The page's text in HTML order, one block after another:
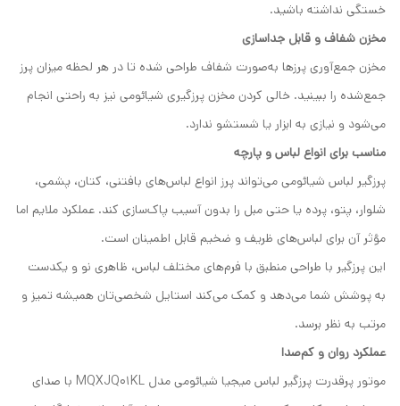
خستگی نداشته باشید.
مخزن شفاف و قابل جداسازی
مخزن جمع‌آوری پرزها به‌صورت شفاف طراحی شده تا در هر لحظه میزان پرز
جمع‌شده را ببینید. خالی کردن مخزن پرزگیری شیائومی نیز به راحتی انجام
می‌شود و نیازی به ابزار یا شستشو ندارد.
مناسب برای انواع لباس و پارچه
پرزگیر لباس شیائومی می‌تواند پرز انواع لباس‌های بافتنی، کتان، پشمی،
شلوار، پتو، پرده یا حتی مبل را بدون آسیب پاک‌سازی کند. عملکرد ملایم اما
مؤثر آن برای لباس‌های ظریف و ضخیم قابل اطمینان است.
این پرزگیر با طراحی منطبق با فرم‌های مختلف لباس، ظاهری نو و یکدست
به پوشش شما می‌دهد و کمک می‌کند استایل شخصی‌تان همیشه تمیز و
مرتب به نظر برسد.
عملکرد روان و کم‌صدا
موتور پرقدرت پرزگیر لباس میجیا شیائومی مدل MQXJQ01KL با صدای